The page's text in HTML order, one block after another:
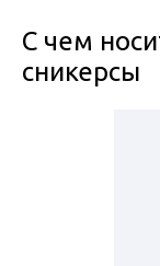
С чем
сникерсы